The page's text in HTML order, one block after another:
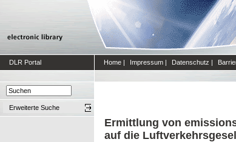
DLR Portal Home | Impressum | Datenschutz |
Erweiterte Suche
Ermittlung von
auf die